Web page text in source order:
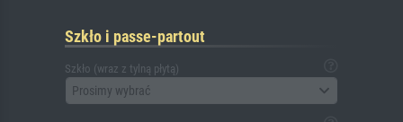
Szkło i passe-partout
Szkło (wraz z tylną płytą)
Prosimy wybrać